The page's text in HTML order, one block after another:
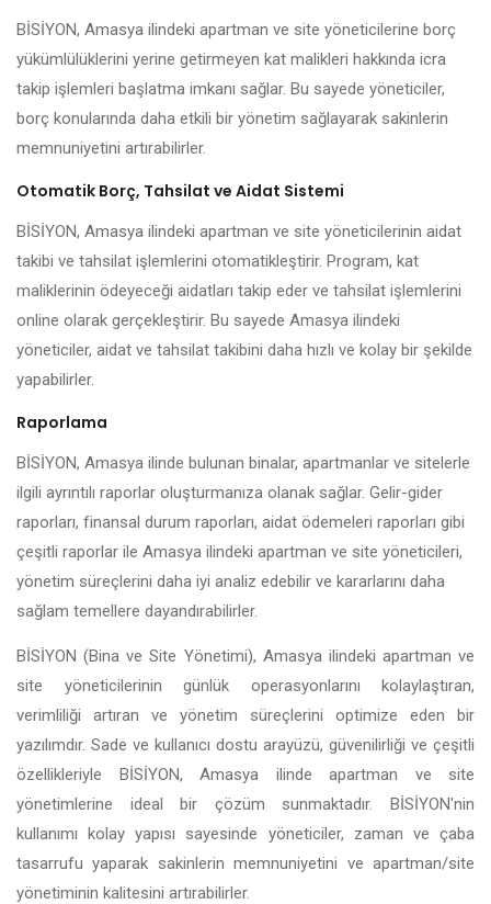
BİSİYON, Amasya ilindeki apartman ve site yöneticilerine borç
yükümlülüklerini yerine getirmeyen kat malikleri hakkında icra
takip işlemleri başlatma imkanı sağlar. Bu sayede yöneticiler,
borç konularında daha etkili bir yönetim sağlayarak sakinlerin
memnuniyetini artırabilirler.
Otomatik Borç, Tahsilat ve Aidat Sistemi
BİSİYON, Amasya ilindeki apartman ve site yöneticilerinin aidat
takibi ve tahsilat işlemlerini otomatikleştirir. Program, kat
maliklerinin ödeyeceği aidatları takip eder ve tahsilat işlemlerini
online olarak gerçekleştirir. Bu sayede Amasya ilindeki
yöneticiler, aidat ve tahsilat takibini daha hızlı ve kolay bir şekilde
yapabilirler.
Raporlama
BİSİYON, Amasya ilinde bulunan binalar, apartmanlar ve sitelerle
ilgili ayrıntılı raporlar oluşturmanıza olanak sağlar. Gelir-gider
raporları, finansal durum raporları, aidat ödemeleri raporları gibi
çeşitli raporlar ile Amasya ilindeki apartman ve site yöneticileri,
yönetim süreçlerini daha iyi analiz edebilir ve kararlarını daha
sağlam temellere dayandırabilirler.
BİSİYON (Bina ve Site Yönetimi), Amasya ilindeki apartman ve
site yöneticilerinin günlük operasyonlarını kolaylaştıran,
verimliliği artıran ve yönetim süreçlerini optimize eden bir
yazılımdır. Sade ve kullanıcı dostu arayüzü, güvenilirliği ve çeşitli
özellikleriyle BİSİYON, Amasya ilinde apartman ve site
yönetimlerine ideal bir çözüm sunmaktadır. BİSİYON'nin
kullanımı kolay yapısı sayesinde yöneticiler, zaman ve çaba
tasarrufu yaparak sakinlerin memnuniyetini ve apartman/site
yönetiminin kalitesini artırabilirler.